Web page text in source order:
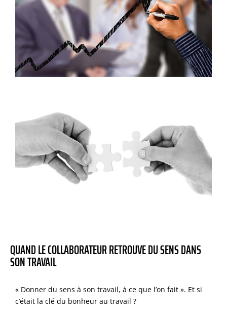
QUAND LE COLLABORATEUR RETROUVE DU SENS DANS
SON TRAVAIL
« Donner du sens à son travail, à ce que l’on fait ». Et si
c’était la clé du bonheur au travail ?